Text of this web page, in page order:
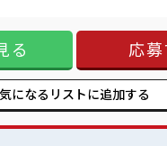
にもぴったり☆
指せますよ！
方もOK！ ≪無理なくお給料に
20時間未満で、 ほどよく稼げます
族や友人と一緒にプライベート満喫
≫ 制服があるので、 毎日の服装
をご提案≫ 一人で悩まず気軽に相談
中のフレッシュな職場
ぴったり☆ ロッカー付き職場♪ 高
る 応募
気になるリストに追加する